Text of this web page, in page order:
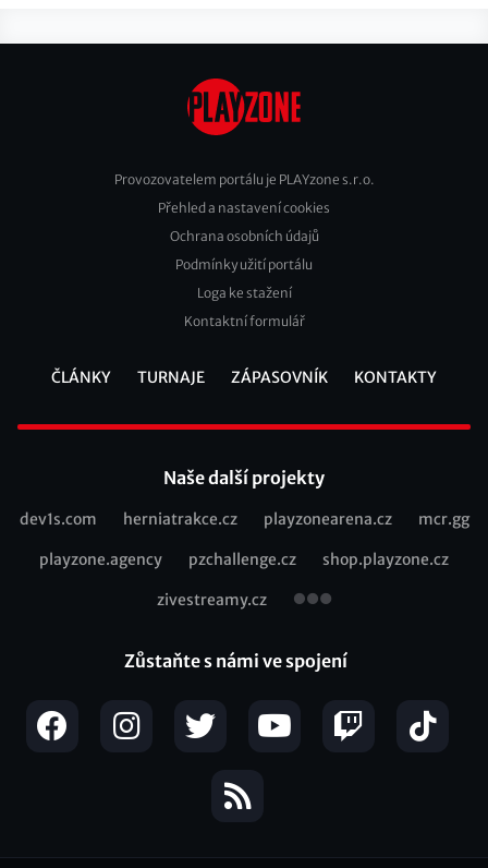
Footer
Provozovatelem portálu je PLAYzone s.r.o.
Přehled a nastavení cookies
Ochrana osobních údajů
Podmínky užití portálu
Loga ke stažení
Kontaktní formulář
ČLÁNKY TURNAJE ZÁPASOVNÍK KONTAKTY
Naše další projekty
Recommended
dev1s.com herniatrakce.cz playzonearena.cz mcr.gg
playzone.agency pzchallenge.cz shop.playzone.cz
zivestreamy.cz
Zůstaňte s námi ve spojení